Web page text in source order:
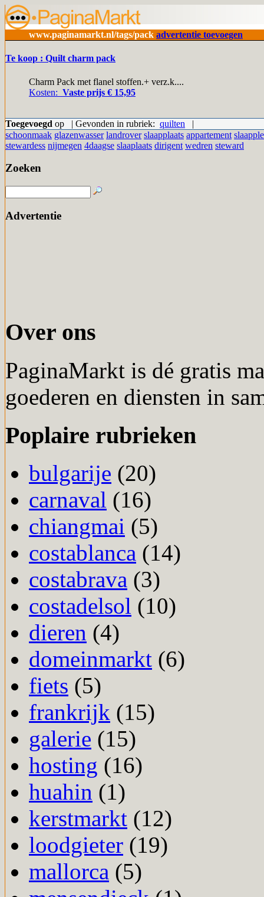
www.paginamarkt.nl/tags/pack advertentie toevoegen
Te koop : Quilt charm pack
Charm Pack met flanel stoffen.+ verz.k....
Kosten: Vaste prijs € 15,95
Toegevoegd op | Gevonden in rubriek: quilten |
schoonmaak glazenwasser landrover slaapplaats appartement
stewardess nijmegen 4daagse slaaplaats dirigent wedren steward
Zoeken
Advertentie
Over ons
PaginaMarkt is dé gratis
goederen en diensten in
Poplaire rubrieken
bulgarije (20)
carnaval (16)
chiangmai (5)
costablanca (14)
costabrava (3)
costadelsol (10)
dieren (4)
domeinmarkt (6)
fiets (5)
frankrijk (15)
galerie (15)
hosting (16)
huahin (1)
kerstmarkt (12)
loodgieter (19)
mallorca (5)